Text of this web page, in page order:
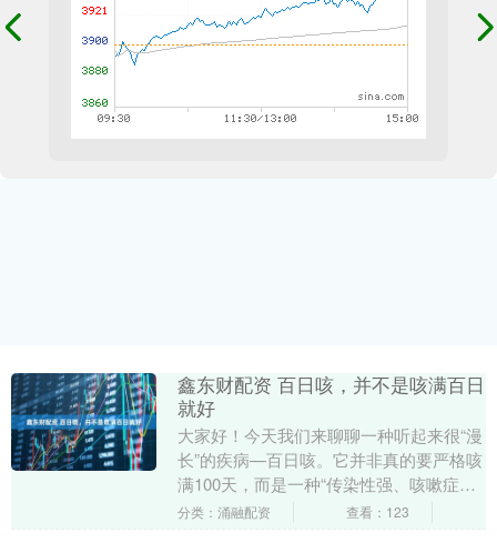
鑫东财配资 百日咳，并不是咳满百日
就好
大家好！今天我们来聊聊一种听起来很“漫
长”的疾病—百日咳。它并非真的要严格咳
满100天，而是一种“传染性强、咳嗽症状
特殊、婴幼儿发病及死亡风险高”的急性呼
分类：涌融配资 查看：123